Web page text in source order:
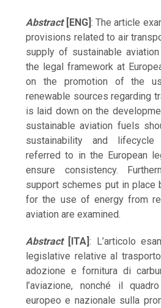
Abstract [ENG]: The article
provisions related to air
supply of sustainable
the legal framework at
on the promotion of the
renewable sources regarding
is laid down on the
sustainable aviation fuels
sustainability and
referred to in the European
ensure consistency.
support schemes put in place
for the use of energy from
aviation are examined.
Abstract [ITA]: L’articolo
legislative relative al
adozione e fornitura di
l’aviazione, nonché il
europeo e nazionale sulla